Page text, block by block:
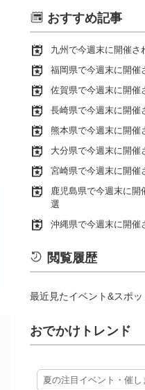
おすすめ記事
九州で今週末に開催さ
福岡県で今週末に開催
佐賀県で今週末に開催
長崎県で今週末に開催
熊本県で今週末に開催
大分県で今週末に開催
宮崎県で今週末に開催
鹿児島県で今週末に開
選
沖縄県で今週末に開催
閲覧履歴
最近見たイベント&スポッ
おでかけトレンド
夏の注目イベント・催し